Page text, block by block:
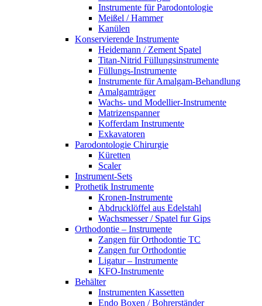
Instrumente für Parodontologie
Meißel / Hammer
Kanülen
Konservierende Instrumente
Heidemann / Zement Spatel
Titan-Nitrid Füllungsinstrumente
Füllungs-Instrumente
Instrumente für Amalgam-Behandlung
Amalgamträger
Wachs- und Modellier-Instrumente
Matrizenspanner
Kofferdam Instrumente
Exkavatoren
Parodontologie Chirurgie
Küretten
Scaler
Instrument-Sets
Prothetik Instrumente
Kronen-Instrumente
Abdrucklöffel aus Edelstahl
Wachsmesser / Spatel fur Gips
Orthodontie – Instrumente
Zangen für Orthodontie TC
Zangen fur Orthodontie
Ligatur – Instrumente
KFO-Instrumente
Behälter
Instrumenten Kassetten
Endo Boxen / Bohrerständer